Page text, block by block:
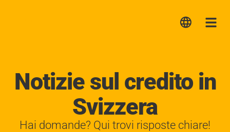
Notizie sul credito in
Svizzera
Hai domande? Qui trovi risposte chiare!